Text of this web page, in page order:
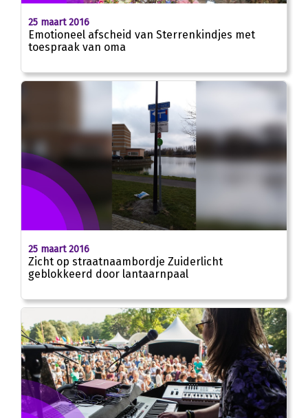
25 maart 2016
Emotioneel afscheid van Sterrenkindjes met
toespraak van oma
25 maart 2016
Zicht op straatnaambordje Zuiderlicht
geblokkeerd door lantaarnpaal